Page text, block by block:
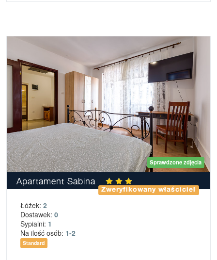
Sprawdzone zdjęcia
Apartament Sabina
Zweryfikowany właściciel
Łóżek: 2
Dostawek: 0
Sypialni: 1
Na ilość osób: 1-2
Standard